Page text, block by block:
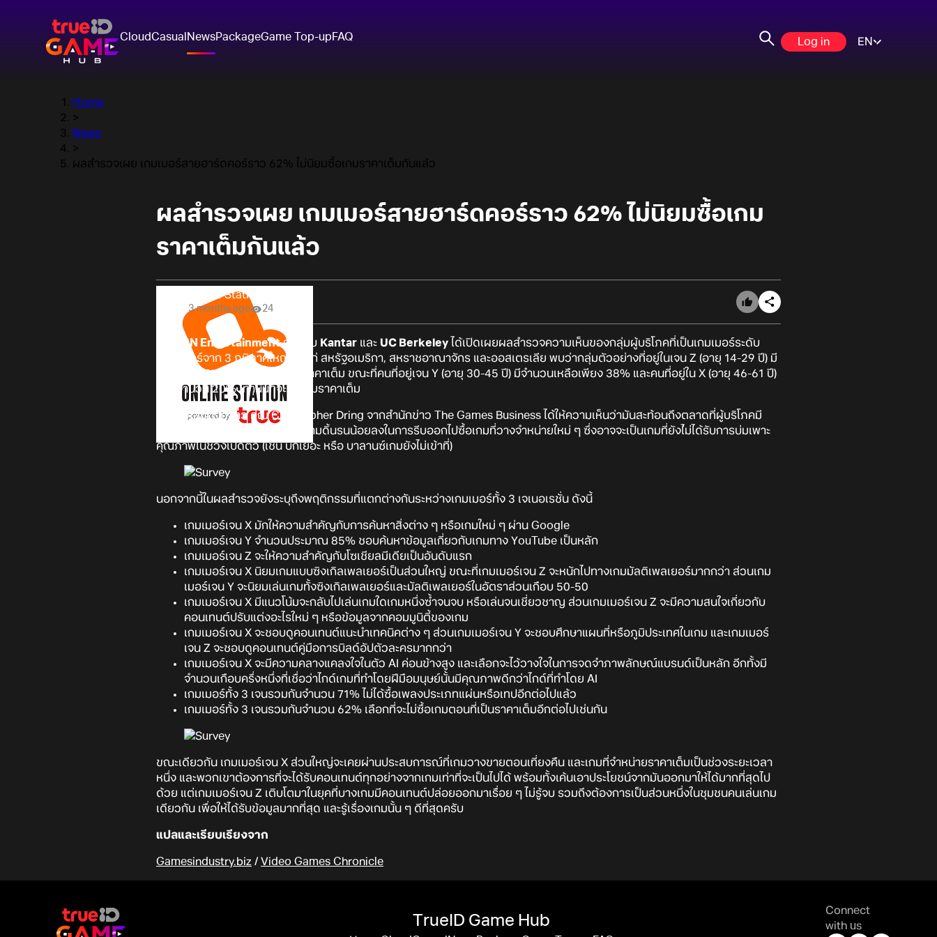
CloudCasual NewsPackageGame Top-upFAQ Log in EN
Home
>
News
>
ผลสำรวจเผย เกมเมอร์สายฮาร์ดคอร์ราว 62% ไม่นิยมซื้อเกมราคาเต็มกันแล้ว
ผลสำรวจเผย เกมเมอร์สายฮาร์ดคอร์ราว 62% ไม่นิยมซื้อเกม
ราคาเต็มกันแล้ว
Online Station
3 months ago 24
IGN Entertainmentร่วมกับ Kantar และ UC Berkeley ได้เปิดเผยผลสำรวจความเห็นของกลุ่มผู้บริโภคที่เป็นเกมเมอร์ระดับ
ฮาร์ดคอร์จาก 3 ภูมิภาคใหญ่ ได้แก่ สหรัฐอเมริกา, สหราชอาณาจักร และออสเตรเลีย พบว่ากลุ่มตัวอย่างที่อยู่ในเจน Z (อายุ 14-29 ปี) มี
จำนวน 42% ที่ยังยินดีซื้อเกมในราคาเต็ม ขณะที่คนที่อยู่เจน Y (อายุ 30-45 ปี) มีจำนวนเหลือเพียง 38% และคนที่อยู่ใน X (อายุ 46-61 ปี)
มีแค่จำนวน 20% เท่านั้นที่จะซื้อเกมราคาเต็ม
จากตัวเลขดังกล่าว คุณ Christopher Dring จากสำนักข่าว The Games Business ได้ให้ความเห็นว่ามันสะท้อนถึงตลาดที่ผู้บริโภคมี
อะไรให้เล่นมากกว่าที่เคย และมีความดิ้นรนน้อยลงในการรีบออกไปซื้อเกมที่วางจำหน่ายใหม่ ๆ ซึ่งอาจจะเป็นเกมที่ยังไ่ม่ได้รับการบ่มเพาะ
คุณภาพในช่วงเปิดตัว (เช่น บั๊กเยอะ หรือ บาลานซ์เกมยังไม่เข้าที่)
นอกจากนี้ในผลสำรวจยังระบุถึงพฤติกรรมที่แตกต่างกันระหว่างเกมเมอร์ทั้ง 3 เจเนอเรชั่น ดังนี้
เกมเมอร์เจน X มักให้ความสำคัญกับการค้นหาสิ่งต่าง ๆ หรือเกมใหม่ ๆ ผ่าน Google
เกมเมอร์เจน Y จำนวนประมาณ 85% ชอบค้นหาข้อมูลเกี่ยวกับเกมทาง YouTube เป็นหลัก
เกมเมอร์เจน Z จะให้ความสำคัญกับโซเชียลมีเดียเป็นอันดับแรก
เกมเมอร์เจน X นิยมเกมแบบซิงเกิลเพลเยอร์เป็นส่วนใหญ่ ขณะที่เกมเมอร์เจน Z จะหนักไปทางเกมมัลติเพลเยอร์มากกว่า ส่วนเกม
เมอร์เจน Y จะนิยมเล่นเกมทั้งซิงเกิลเพลเยอร์และมัลติเพลเยอร์ในอัตราส่วนเกือบ 50-50
เกมเมอร์เจน X มีแนวโน้มจะกลับไปเล่นเกมใดเกมหนึ่งซ้ำจนจบ หรือเล่นจนเชี่ยวชาญ ส่วนเกมเมอร์เจน Z จะมีความสนใจเกี่ยวกับ
คอนเทนต์ปรับแต่งอะไรใหม่ ๆ หรือข้อมูลจากคอมมูนิตี้ของเกม
เกมเมอร์เจน X จะชอบดูคอนเทนต์แนะนำเทคนิคต่าง ๆ ส่วนเกมเมอร์เจน Y จะชอบศึกษาแผนที่หรือภูมิประเทศในเกม และเกมเมอร์
เจน Z จะชอบดูคอนเทนต์คู่มือการบิลด์อัปตัวละครมากกว่า
เกมเมอร์เจน X จะมีความคลางแคลงใจในตัว AI ค่อนข้างสูง และเลือกจะไว้วางใจในการจดจำภาพลักษณ์แบรนด์เป็นหลัก อีกทั้งมี
จำนวนเกือบครึ่งหนึ่งที่เชื่อว่าไกด์เกมที่ทำโดยฝีมือมนุษย์นั้นมีคุณภาพดีกว่าไกด์ที่ทำโดย AI
เกมเมอร์ทั้ง 3 เจนรวมกันจำนวน 71% ไม่ได้ซื้อเพลงประเภทแผ่นหรือเทปอีกต่อไปแล้ว
เกมเมอร์ทั้ง 3 เจนรวมกันจำนวน 62% เลือกที่จะไม่ซื้อเกมตอนที่เป็นราคาเต็มอีกต่อไปเช่นกัน
ขณะเดียวกัน เกมเมอร์เจน X ส่วนใหญ่จะเคยผ่านประสบการณ์ที่เกมวางขายตอนเที่ยงคืน และเกมที่จำหน่ายราคาเต็มเป็นช่วงระยะเวลา
หนึ่ง และพวกเขาต้องการที่จะได้รับคอนเทนต์ทุกอย่างจากเกมเท่าที่จะเป็นไปได้ พร้อมทั้งเค้นเอาประโยชน์จากมันออกมาให้ได้มากที่สุดไป
ด้วย แต่เกมเมอร์เจน Z เติบโตมาในยุคที่บางเกมมีคอนเทนต์ปล่อยออกมาเรื่อย ๆ ไม่รู้จบ รวมถึงต้องการเป็นส่วนหนึ่งในชุมชนคนเล่นเกม
เดียวกัน เพื่อให้ได้รับข้อมูลมากที่สุด และรู้เรื่องเกมนั้น ๆ ดีที่สุดครับ
แปลและเรียบเรียงจาก
Gamesindustry.biz / Video Games Chronicle
TrueID Game Hub
Connect
with us